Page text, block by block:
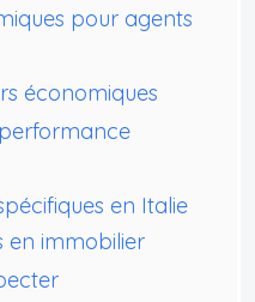
pour agents
économiques
en Italie
en immobilier